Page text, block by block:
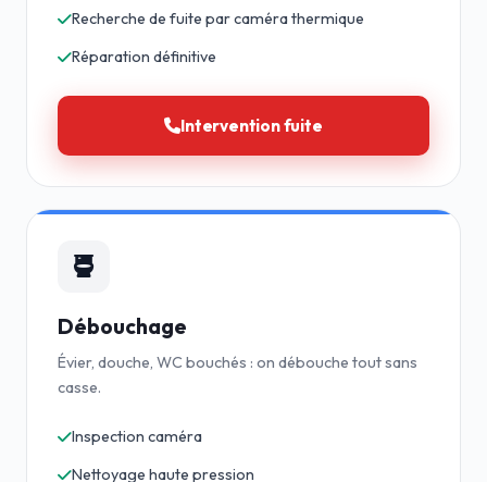
Recherche de fuite par caméra thermique
Réparation définitive
Intervention fuite
Débouchage
Évier, douche, WC bouchés : on débouche tout sans
casse.
Inspection caméra
Nettoyage haute pression